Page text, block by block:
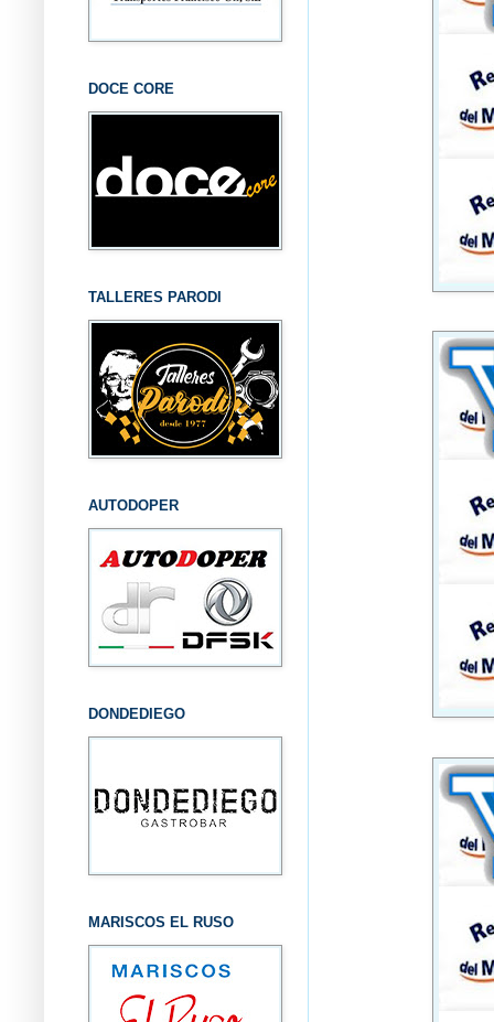
DOCE CORE
TALLERES PARODI
AUTODOPER
DONDEDIEGO
MARISCOS EL RUSO